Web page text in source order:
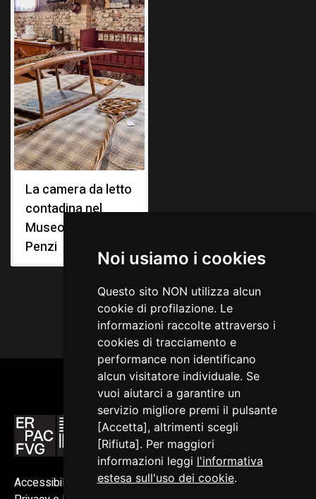
Noi usiamo i cookies
Questo sito NON utilizza alcun
cookie di profilazione. Le
informazioni raccolte attraverso i
cookies di tracciamento e
performance non identificano
alcun visitatore individuale. Se
vuoi aiutarci a garantire un
servizio migliore premi il pulsante
[Accetta], altrimenti scegli
[Rifiuta]. Per maggiori
informazioni leggi l'informativa
estesa sull'uso dei cookie.
La camera da letto
contadina nel
Museo Diogene
Penzi
Accessibilità